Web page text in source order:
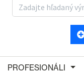
PROFESIONÁLI